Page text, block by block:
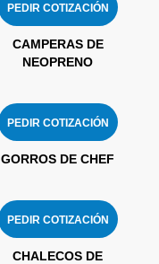
PEDIR COTIZACIÓN
CAMPERAS DE
NEOPRENO
PEDIR COTIZACIÓN
GORROS DE CHEF
PEDIR COTIZACIÓN
CHALECOS DE